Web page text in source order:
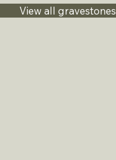
View all gravestones